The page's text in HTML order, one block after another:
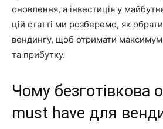
оновлення, а інвестиція у
цій статті ми розберемо, як
вендингу, щоб отримати максимум
та прибутку.
Чому безготівкова
must have для